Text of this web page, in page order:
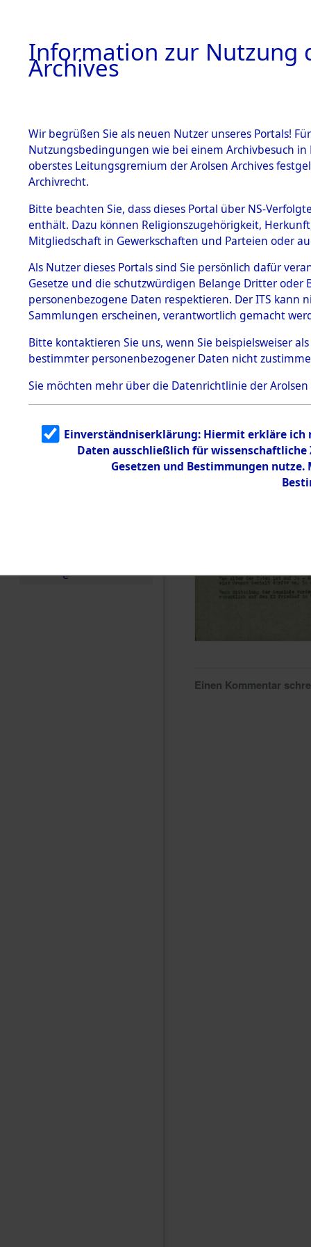
BESTÄNDE
1.
mente
5. Verschiedenes
5.3
Todesmärsche
5.3.1 Alliierte
Erhebungen
zu
Todesmärsch
en
5.3.2
g
5.3.3
Todesmärsch
e
0001
Einen Kommentar
Information zur Nutzung
Archives
Wir begrüßen Sie als neuen Nutzer unseres Portals!
Nutzungsbedingungen wie bei einem Archivbesuch
oberstes Leitungsgremium der Arolsen Archives
Archivrecht.
Bitte beachten Sie, dass dieses Portal über NS-
enthält. Dazu können Religionszugehörigkeit,
Mitgliedschaft in Gewerkschaften und Parteien oder
Als Nutzer dieses Portals sind Sie persönlich dafür
Gesetze und die schutzwürdigen Belange Dritter
personenbezogene Daten respektieren. Der ITS
Sammlungen erscheinen, verantwortlich gemacht
Bitte kontaktieren Sie uns, wenn Sie beispielsweiser
bestimmter personenbezogener Daten nicht
Sie möchten mehr über die Datenrichtlinie der Arolsen
Einverständniserklärung: Hiermit erkläre ich
Daten ausschließlich für
Gesetzen und Bestimmungen